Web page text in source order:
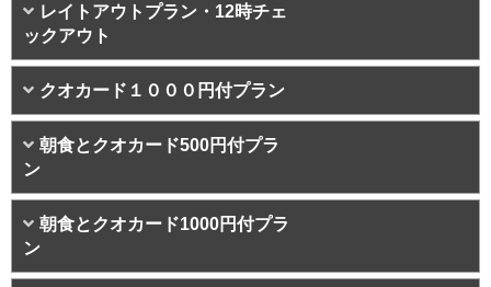
レイトアウトプラン・12時チェ
ックアウト
クオカード１０００円付プラン
朝食とクオカード500円付プラ
ン
朝食とクオカード1000円付プラ
ン